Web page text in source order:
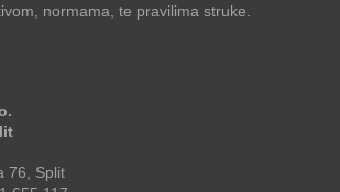
normama, te pravilima struke.
76, Split